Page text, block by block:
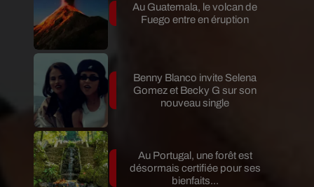
Au Guatemala, le volcan de
Fuego entre en éruption
Benny Blanco invite Selena
Gomez et Becky G sur son
nouveau single
Au Portugal, une forêt est
désormais certifiée pour ses
bienfaits...